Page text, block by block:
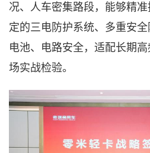
况、人车密集路段，能够精
定的三电防护系统、多重安
电池、电路安全，适配长期
场实战检验。